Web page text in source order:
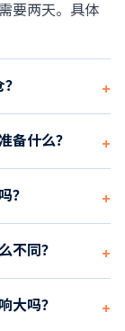
要两天。具体
+
备什么？ +
？ +
不同？ +
大吗？ +